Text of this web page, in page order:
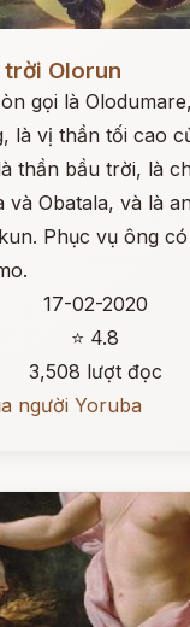
Olorun
gọi là
là vị thần tối cao
thần bầu trời, là
và Obatala, và là
Phục vụ ông
17-02-2020
⭐ 4.8
3,508 lượt đọc
người Yoruba